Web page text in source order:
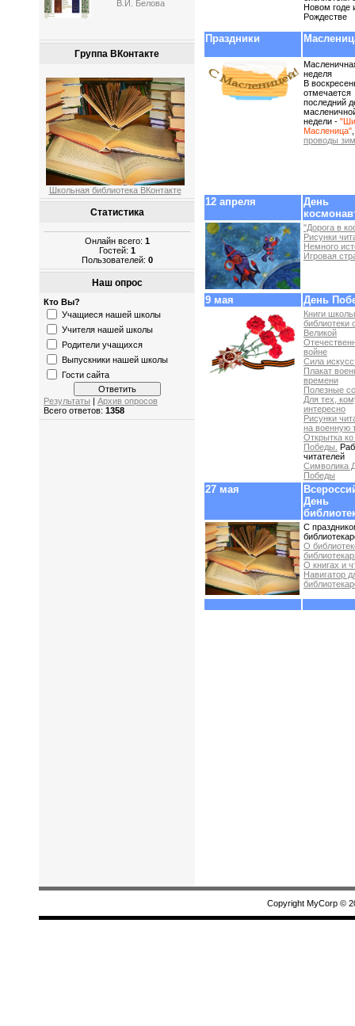
В.И. Белова
Группа ВКонтакте
Школьная библиотека ВКонтакте
Статистика
Онлайн всего: 1
Гостей: 1
Пользователей: 0
Наш опрос
Кто Вы?
Учащиеся нашей школы
Учителя нашей школы
Родители учащихся
Выпускники нашей школы
Гости сайта
Результаты
Архив опросов
Всего ответов: 1358
Новом годе
Рождестве
Праздники
неделя
В
отмечается
последний
недели -
Масленица"
проводы
12 апреля
День
"Дорога в
Рисунки
Немного
Игровая
9 мая День
Книги
библиотеки
Великой
войне
Сила
Плакат
времени
Полезные
Для тех,
интересно
Рисунки
на военную
Открытка
Победы.
читателей
Символика
Победы
27 мая
День
С
О
О книгах и
Навигатор
Copyright MyCorp ©